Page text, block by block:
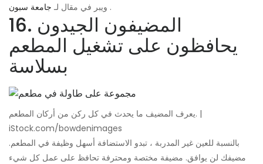
ويبر في مقال لـ جامعة سبون .
16. المضيفون الجيدون
يحافظون على تشغيل المطعم
بسلاسة
يعرف المضيف ما يحدث في كل ركن من أركان المطعم. |
iStock.com/bowdenimages
بالنسبة للعين غير المدربة ، تبدو الاستضافة أسهل وظيفة في المطعم.
مضيفك لن يوافق. مضيفة مختصة ومحترفة تحافظ على عمل كل شيء